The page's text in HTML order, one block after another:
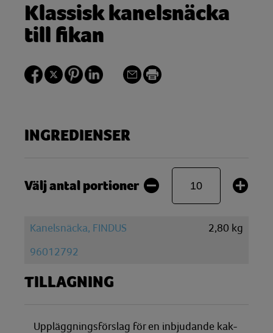
Klassisk kanelsnäcka
till fikan
INGREDIENSER
Välj antal portioner
Kanelsnäcka, FINDUS
96012792
2,80 kg
TILLAGNING
Uppläggningsförslag för en inbjudande kak-